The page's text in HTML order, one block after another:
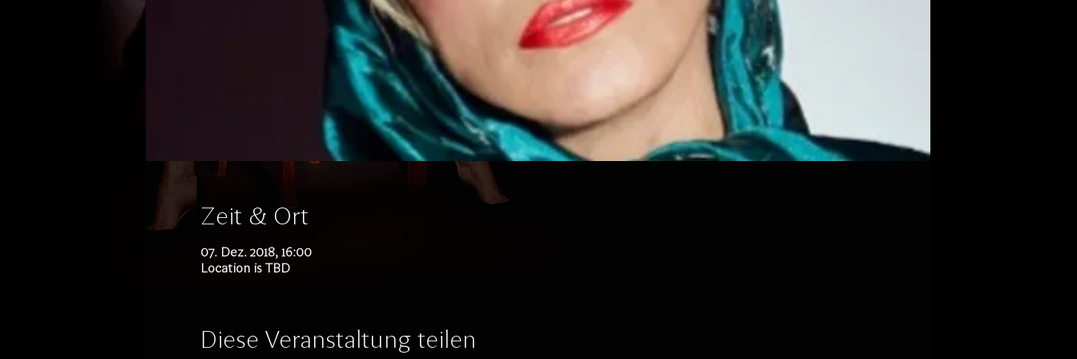
Zeit & Ort
07. Dez. 2018, 16:00
Location is TBD
Diese Veranstaltung teilen